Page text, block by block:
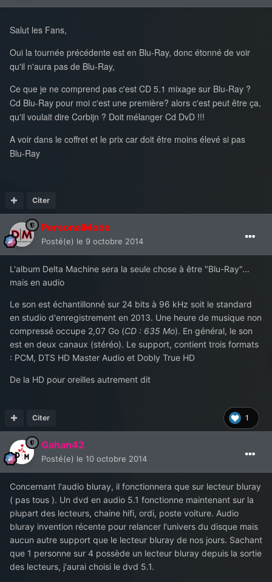
Salut les Fans,
Oui la tournée précédente est en Blu-Ray, donc étonné de voir
qu'il n'aura pas de Blu-Ray,
Ce que je ne comprend pas c'est CD 5.1 mixage sur Blu-Ray ?
Cd Blu-Ray pour moi c'est une première? alors c'est peut être ça,
qu'il voulait dire Corbijn ? Doit mélanger Cd DvD !!!
A voir dans le coffret et le prix car doit être moins élevé si pas
Blu-Ray
Citer
PersonalMode
Posté(e) le 9 octobre 2014
L'album Delta Machine sera la seule chose à être "Blu-Ray"...
mais en audio
Le son est échantillonné sur 24 bits à 96 kHz soit le standard
en studio d'enregistrement en 2013. Une heure de musique non
compressé occupe 2,07 Go (CD : 635 Mo). En général, le son
est en deux canaux (stéréo). Le support, contient trois formats
: PCM, DTS HD Master Audio et Dobly True HD
De la HD pour oreilles autrement dit
1
Citer
Gahan42
Posté(e) le 10 octobre 2014
Concernant l'audio bluray, il fonctionnera que sur lecteur bluray
( pas tous ). Un dvd en audio 5.1 fonctionne maintenant sur la
plupart des lecteurs, chaine hifi, ordi, poste voiture. Audio
bluray invention récente pour relancer l'univers du disque mais
aucun autre support que le lecteur bluray de nos jours. Sachant
que 1 personne sur 4 possède un lecteur bluray depuis la sortie
des lecteurs, j'aurai choisi le dvd 5.1.